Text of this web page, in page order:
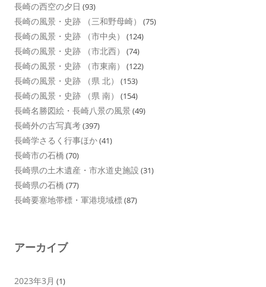
長崎の西空の夕日 (93)
長崎の風景・史跡 （三和野母崎） (75)
長崎の風景・史跡 （市中央） (124)
長崎の風景・史跡 （市北西） (74)
長崎の風景・史跡 （市東南） (122)
長崎の風景・史跡 （県 北） (153)
長崎の風景・史跡 （県 南） (154)
長崎名勝図絵・長崎八景の風景 (49)
長崎外の古写真考(397)
長崎学さるく行事ほか(41)
長崎市の石橋 (70)
長崎県の土木遺産・市水道史施設 (31)
長崎県の石橋 (77)
長崎要塞地帯標・軍港境域標(87)
アーカイブ
2023年3月 (1)